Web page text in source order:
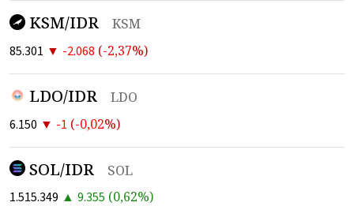
KSM/IDR
KSM
85.301 ▼ -2.068 (-2,37%)
LDO/IDR
LDO
6.150 ▼ -1 (-0,02%)
SOL/IDR
SOL
1.515.349 ▲ 9.355 (0,62%)